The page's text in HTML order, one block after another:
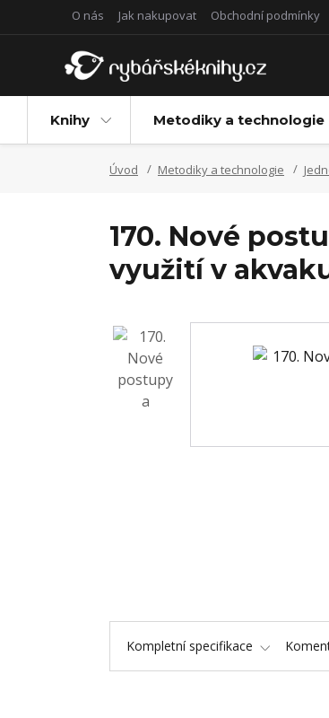
O nás Jak nakupovat Obchodní podmínky
Knihy Metodiky a technologie
Úvod Metodiky a technologie
170. Nové
využití v
Kompletní specifikace